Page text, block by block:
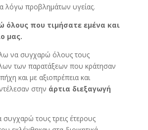
λόγω προβλημάτων υγείας.
όλους που τιμήσατε εμένα και
μας.
να συγχαρώ όλους τους
των παρατάξεων που κράτησαν
και με αξιοπρέπεια και
στην άρτια διεξαγωγή
τους τρεις έτερους